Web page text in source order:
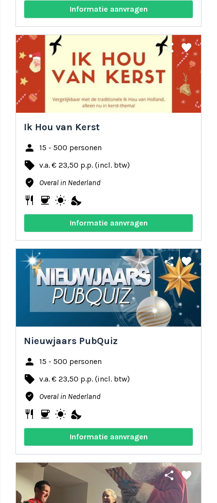
Informatie aanvragen
share favorite
Ik Hou van Kerst
person 15 - 500 personen
local_offer v.a. € 23,50 p.p. (incl. btw)
where_to_vote Overal in Nederland
restaurant coffee wb_sunny nights_stay
Informatie aanvragen
share favorite
Nieuwjaars PubQuiz
person 15 - 500 personen
local_offer v.a. € 23,50 p.p. (incl. btw)
where_to_vote Overal in Nederland
restaurant coffee wb_sunny nights_stay
Informatie aanvragen
share favorite